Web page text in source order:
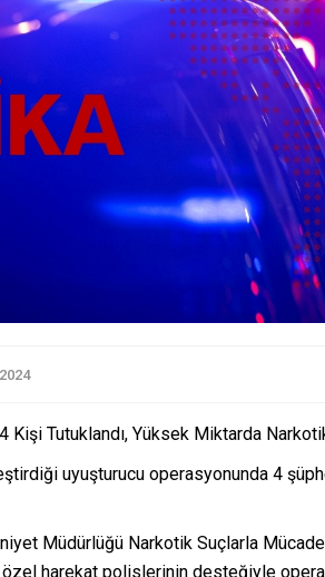
Kişi Tutuklandı, Yüksek Miktarda
uyuşturucu operasyonunda 4
Müdürlüğü Narkotik Suçlarla
özel harekat polislerinin desteğiyle